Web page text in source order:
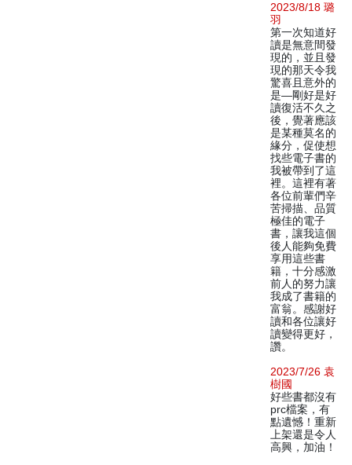
2023/8/18 璐
羽
第一次知道好
讀是無意間發
現的，並且發
現的那天令我
驚喜且意外的
是—剛好是好
讀復活不久之
後，覺著應該
是某種莫名的
緣分，促使想
找些電子書的
我被帶到了這
裡。這裡有著
各位前輩們辛
苦掃描、品質
極佳的電子
書，讓我這個
後人能夠免費
享用這些書
籍，十分感激
前人的努力讓
我成了書籍的
富翁。感謝好
讀和各位讓好
讀變得更好，
讚。
2023/7/26 袁
樹國
好些書都沒有
prc檔案，有
點遺憾！重新
上架還是令人
高興，加油！